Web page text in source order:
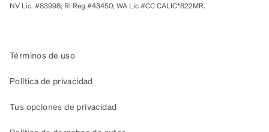
NV Lic. #83998; RI Reg #43450; WA Lic #CC CALIC*822MR.
Términos de uso
Política de privacidad
Tus opciones de privacidad